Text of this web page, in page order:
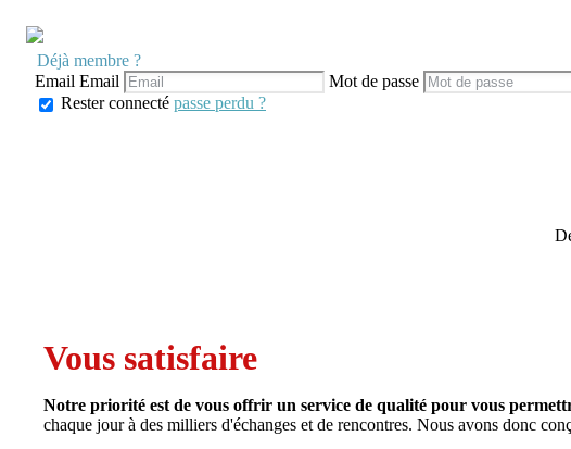
Déjà membre ?
Email Email Mot de passe
Rester connecté passe perdu ?
Vous satisfaire
Notre priorité est de vous offrir un service de qualité pour vous
chaque jour à des milliers d'échanges et de rencontres. Nous avons donc